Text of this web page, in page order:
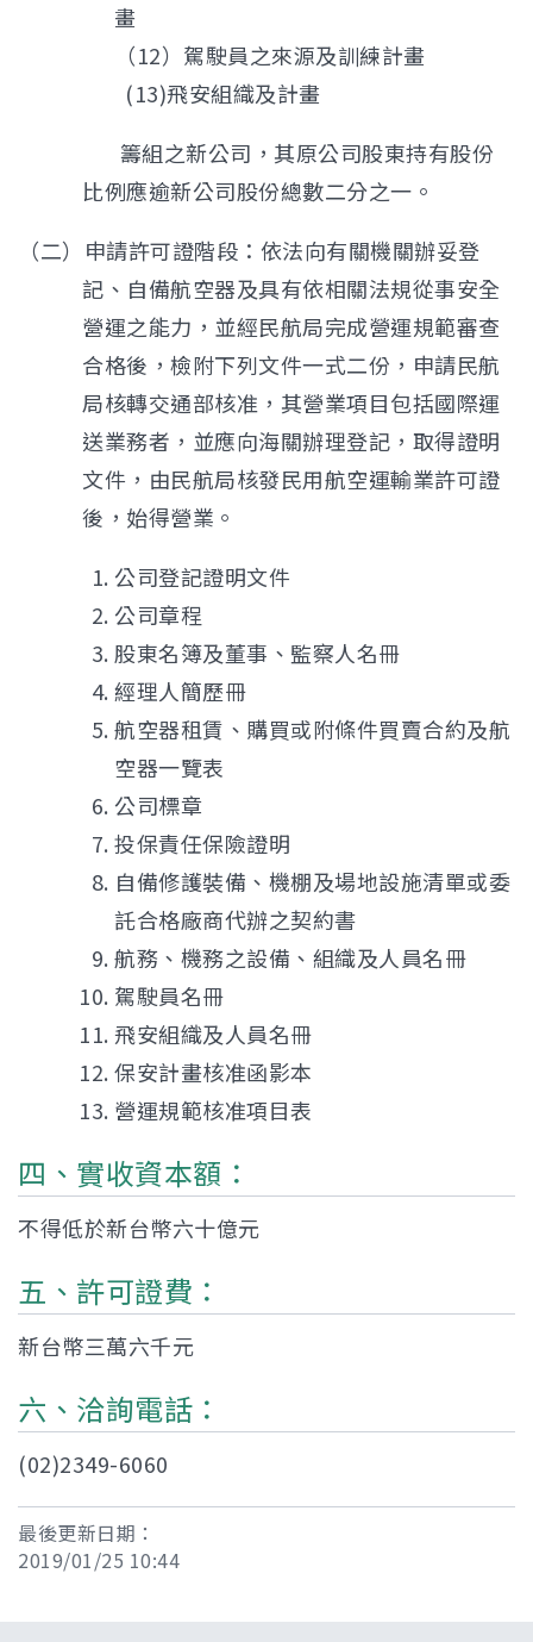
畫
（12）駕駛員之來源及訓練計畫
(13)飛安組織及計畫
籌組之新公司，其原公司股東持有股份
比例應逾新公司股份總數二分之一。
（二）申請許可證階段：依法向有關機關辦妥登
記、自備航空器及具有依相關法規從事安全
營運之能力，並經民航局完成營運規範審查
合格後，檢附下列文件一式二份，申請民航
局核轉交通部核准，其營業項目包括國際運
送業務者，並應向海關辦理登記，取得證明
文件，由民航局核發民用航空運輸業許可證
後，始得營業。
公司登記證明文件
公司章程
股東名簿及董事、監察人名冊
經理人簡歷冊
航空器租賃、購買或附條件買賣合約及航
空器一覽表
公司標章
投保責任保險證明
自備修護裝備、機棚及場地設施清單或委
託合格廠商代辦之契約書
航務、機務之設備、組織及人員名冊
駕駛員名冊
飛安組織及人員名冊
保安計畫核准函影本
營運規範核准項目表
四、實收資本額：
不得低於新台幣六十億元
五、許可證費：
新台幣三萬六千元
六、洽詢電話：
(02)2349-6060
最後更新日期：
2019/01/25 10:44